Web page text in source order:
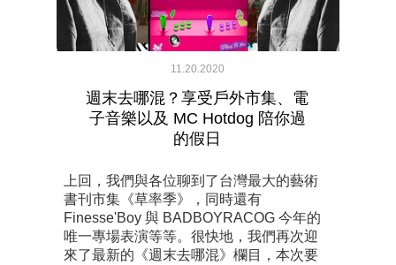
11.20.2020
週末去哪混？享受戶外市集、電
子音樂以及 MC Hotdog 陪你過
的假日
上回，我們與各位聊到了台灣最大的藝術
書刊市集《草率季》，同時還有
Finesse'Boy 與 BADBOYRACOG 今年的
唯一專場表演等等。很快地，我們再次迎
來了最新的《週末去哪混》欄目，本次要